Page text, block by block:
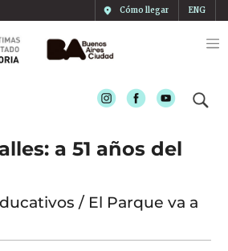
Cómo llegar ENG
InstagramFacebookYoutube
a 51 años del
/ El Parque va a